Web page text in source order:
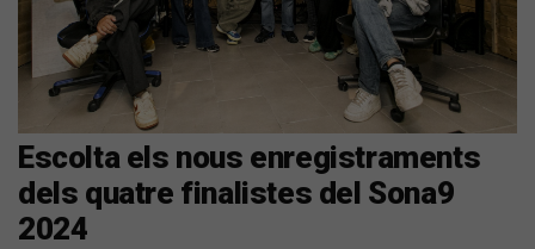
Escolta els nous enregistraments
dels quatre finalistes del Sona9
2024